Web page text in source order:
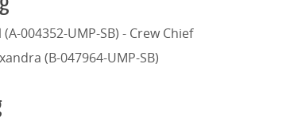
004352-UMP-SB) - Crew Chief
(B-047964-UMP-SB)